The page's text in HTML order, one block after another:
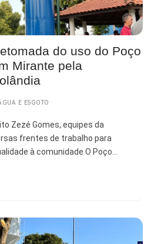
do uso do Poço
Mirante pela
E ESGOTO
Zezé Gomes, equipes da
frentes de trabalho para
à comunidade O Poço…